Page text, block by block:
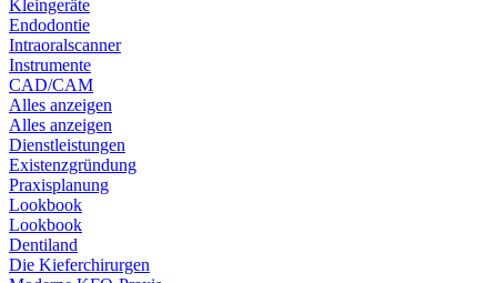
Kleingeräte
Endodontie
Intraoralscanner
Instrumente
CAD/CAM
Alles anzeigen
Alles anzeigen
Dienstleistungen
Existenzgründung
Praxisplanung
Lookbook
Lookbook
Dentiland
Die Kieferchirurgen